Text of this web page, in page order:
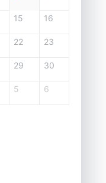
15 16
22 23
29 30
5 6